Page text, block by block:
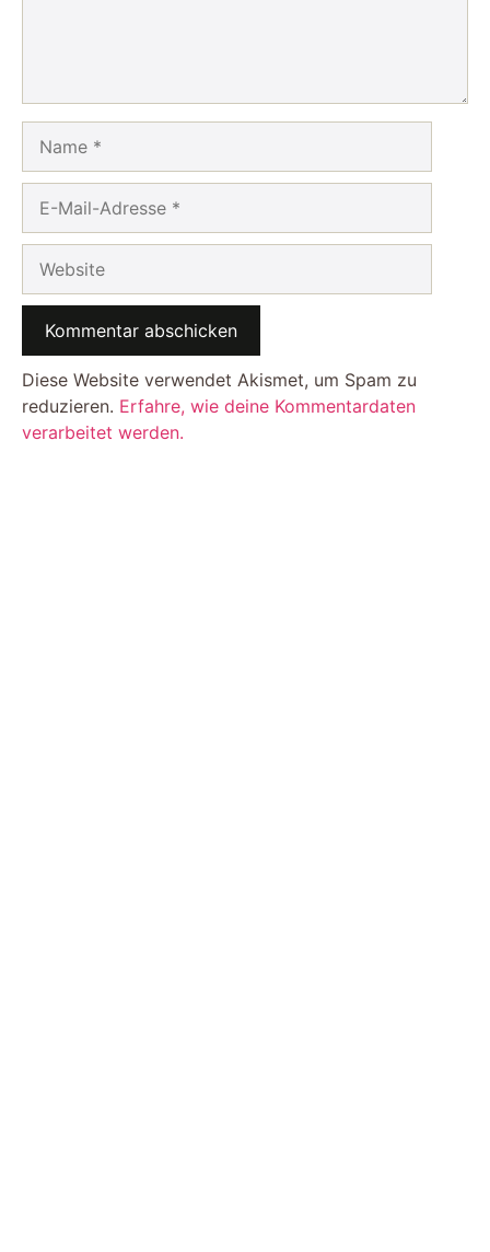
Mail-
Adresse
Diese Website verwendet Akismet, um Spam zu
reduzieren. Erfahre, wie deine Kommentardaten
verarbeitet werden.